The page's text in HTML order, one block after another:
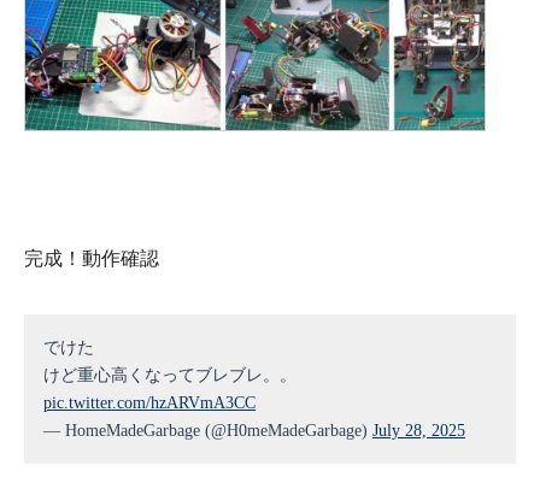
完成！動作確認
でけた
けど重心高くなってブレブレ。。
pic.twitter.com/hzARVmA3CC
— HomeMadeGarbage (@H0meMadeGarbage) July 28, 2025